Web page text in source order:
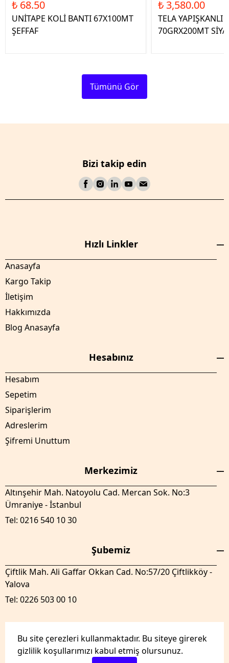
Bu site çerezleri kullanmaktadır. Bu siteye girerek
gizlilik koşullarımızı kabul etmiş olursunuz.
₺ 68.50
UNİTAPE KOLİ BANTI 67X100MT
ŞEFFAF
₺ 3,580.00
TELA YAPIŞKANLI
70GRX200MT
Tümünü Gör
Bizi takip edin
Hızlı Linkler
Anasayfa
Kargo Takip
İletişim
Hakkımızda
Blog Anasayfa
Hesabınız
Hesabım
Sepetim
Siparişlerim
Adreslerim
Şifremi Unuttum
Merkezimiz
Altınşehir Mah. Natoyolu Cad. Mercan Sok. No:3
Ümraniye - İstanbul
Tel: 0216 540 10 30
Şubemiz
Çiftlik Mah. Ali Gaffar Okkan Cad. No:57/20 Çiftlikköy -
Yalova
Tel: 0226 503 00 10